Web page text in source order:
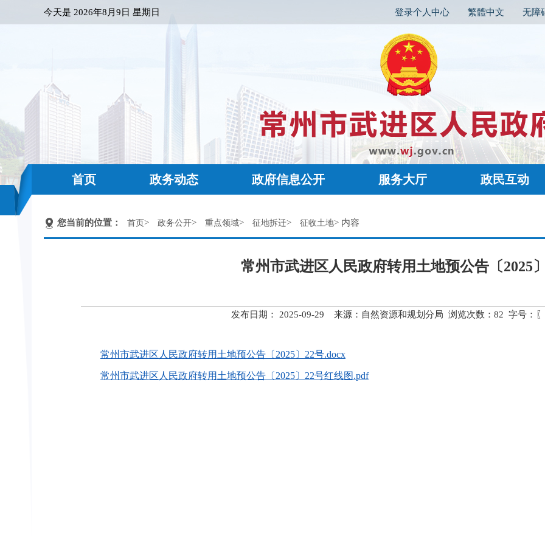
今天是 2026年8月9日 星期日 登录个人中心 繁體中文 无障
首页 政务动态 政府信息公开 服务大厅 政民互动
您当前的位置： 首页> 政务公开> 重点领域> 征地拆迁> 征收土地> 内容
常州市武进区人民政府转用土地预公告〔2025
发布日期： 2025-09-29 来源：自然资源和规划分局 浏览次数： 82 字号：〖
常州市武进区人民政府转用土地预公告〔2025〕22号.docx
常州市武进区人民政府转用土地预公告〔2025〕22号红线图.pdf